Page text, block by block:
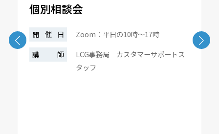
個別相談会
開催日
Zoom：平日の10時～17時
講師
LCG事務局 カスタマーサポートス
タッフ